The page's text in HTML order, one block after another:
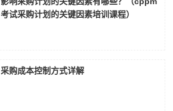
考试采购计划的关键因素培训课程）
采购成本控制方式详解